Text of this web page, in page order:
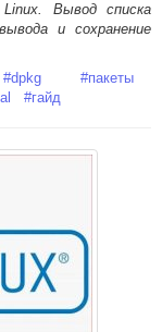
Вывод списка
и сохранение
#dpkg #пакеты
#гайд